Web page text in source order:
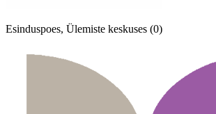
Esinduspoes, Ülemiste keskuses (0)